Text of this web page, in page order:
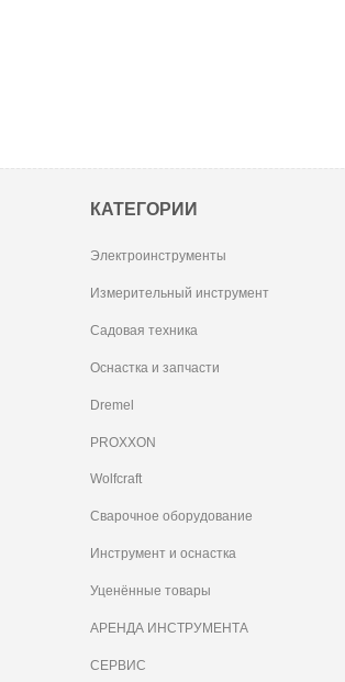
КАТЕГОРИИ
Электроинструменты
Измерительный инструмент
Садовая техника
Оснастка и запчасти
Dremel
PROXXON
Wolfcraft
Сварочное оборудование
Инструмент и оснастка
Уценённые товары
АРЕНДА ИНСТРУМЕНТА
СЕРВИС